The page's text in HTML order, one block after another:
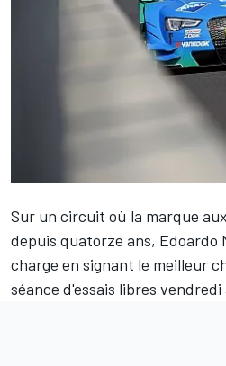
Sur un circuit où la marque
depuis quatorze ans, Edoardo
charge en signant le meilleur
séance d'essais libres